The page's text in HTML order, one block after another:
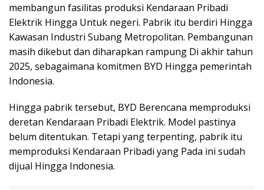
membangun fasilitas produksi Kendaraan Pribadi
Elektrik Hingga Untuk negeri. Pabrik itu berdiri Hingga
Kawasan Industri Subang Metropolitan. Pembangunan
masih dikebut dan diharapkan rampung Di akhir tahun
2025, sebagaimana komitmen BYD Hingga pemerintah
Indonesia.
Hingga pabrik tersebut, BYD Berencana memproduksi
deretan Kendaraan Pribadi Elektrik. Model pastinya
belum ditentukan. Tetapi yang terpenting, pabrik itu
memproduksi Kendaraan Pribadi yang Pada ini sudah
dijual Hingga Indonesia.